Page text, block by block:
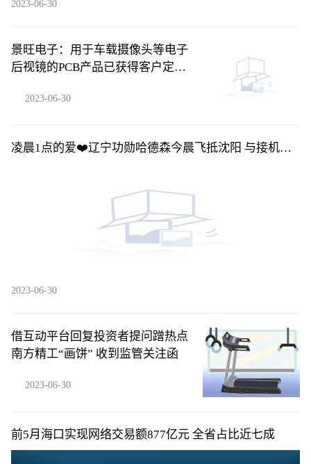
2023-06-30
景旺电子：用于车载摄像头等电子
后视镜的PCB产品已获得客户定点
2023-06-30
凌晨1点的爱❤️辽宁功勋哈德森今晨飞抵沈阳 与接机球
2023-06-30
借互动平台回复投资者提问蹭热点
南方精工“画饼” 收到监管关注函
2023-06-30
​前5月海口实现网络交易额877亿元 全省占比近七成